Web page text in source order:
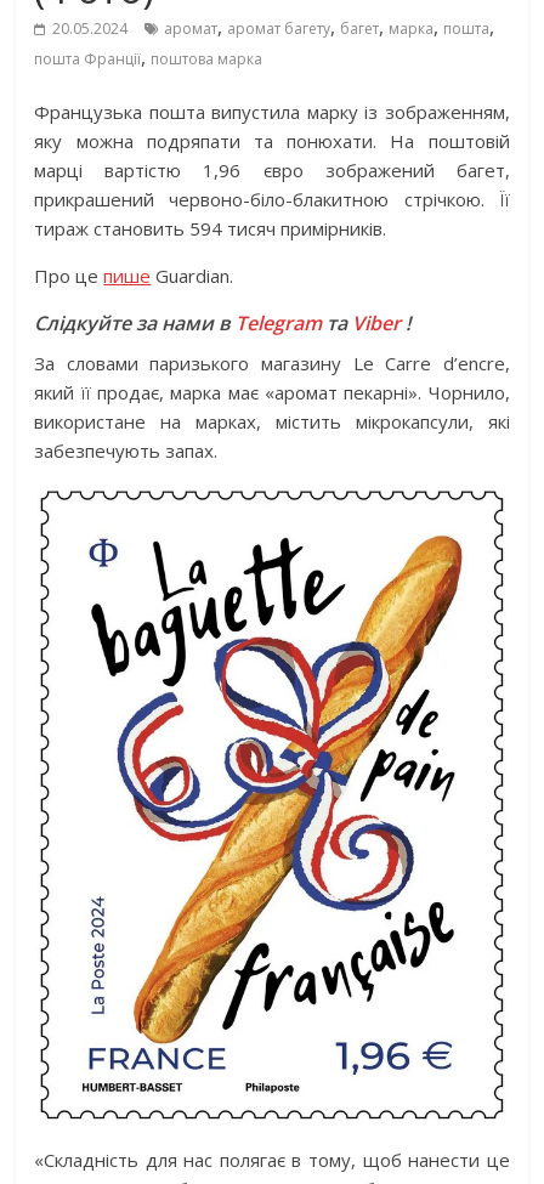
20.05.2024 аромат, аромат багету, багет, марка, пошта,
пошта Франції, поштова марка
Французька пошта випустила марку із зображенням,
яку можна подряпати та понюхати. На поштовій
марці вартістю 1,96 євро зображений багет,
прикрашений червоно-біло-блакитною стрічкою. Її
тираж становить 594 тисяч примірників.
Про цепише Guardian.
Слідкуйте за нами в Telegramта Viber!
За словами паризького магазину Le Carre d’encre,
який її продає, марка має «аромат пекарні». Чорнило,
використане на марках, містить мікрокапсули, які
забезпечують запах.
«Складність для нас полягає в тому, щоб нанести це